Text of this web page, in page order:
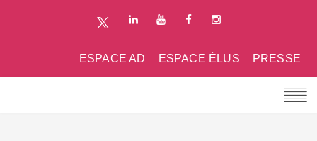
PRESSE
ESPACE ÉLUS
ESPACE AD